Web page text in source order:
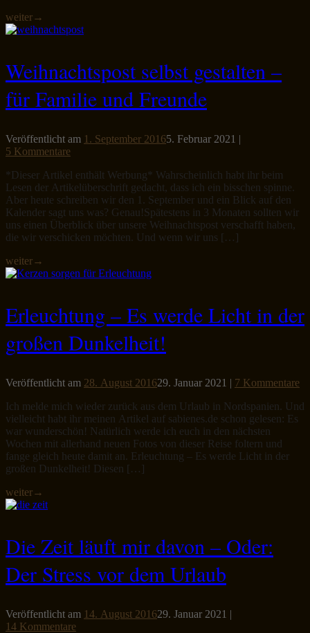
weiter→
Weihnachtspost selbst gestalten –
für Familie und Freunde
Veröffentlicht am 1. September 20165. Februar 2021 |
5 Kommentare
*Dieser Artikel enthält Werbung* Wahrscheinlich habt ihr beim
Lesen der Artikelüberschrift gedacht, dass ich ein bisschen spinne.
Aber heute schreiben wir den 1. September und ein Blick auf den
Kalender sagt uns was? Genau!Spätestens in 3 Monaten sollten wir
uns einen Überblick über unsere Weihnachtspost verschafft haben,
die wir verschicken möchten. Und wenn wir uns […]
weiter→
Erleuchtung – Es werde Licht in der
großen Dunkelheit!
Veröffentlicht am 28. August 201629. Januar 2021 | 7 Kommentare
Ich melde mich wieder zurück aus dem Urlaub in Nordspanien. Und
vielleicht habt ihr meinen Artikel auf sabienes.de schon gelesen: Es
war wunderschön! Natürlich werde ich euch in den nächsten
Wochen mit allerhand neuen Fotos von dieser Reise foltern und
fange gleich heute damit an. Erleuchtung – Es werde Licht in der
großen Dunkelheit! Diesen […]
weiter→
Die Zeit läuft mir davon – Oder:
Der Stress vor dem Urlaub
Veröffentlicht am 14. August 201629. Januar 2021 |
14 Kommentare